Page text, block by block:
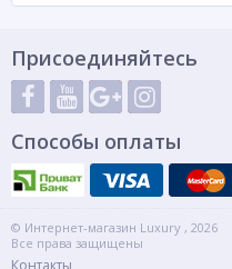
Присоединяйтесь
Способы оплаты
© Интернет-магазин Luxury , 2026
Все права защищены
Контакты